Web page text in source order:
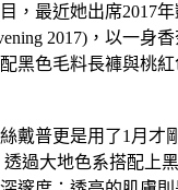
，最近她出席2017
2017)，以一身
黑色毛料長褲與桃
戴普更是用了1月才
透過大地色系搭配上